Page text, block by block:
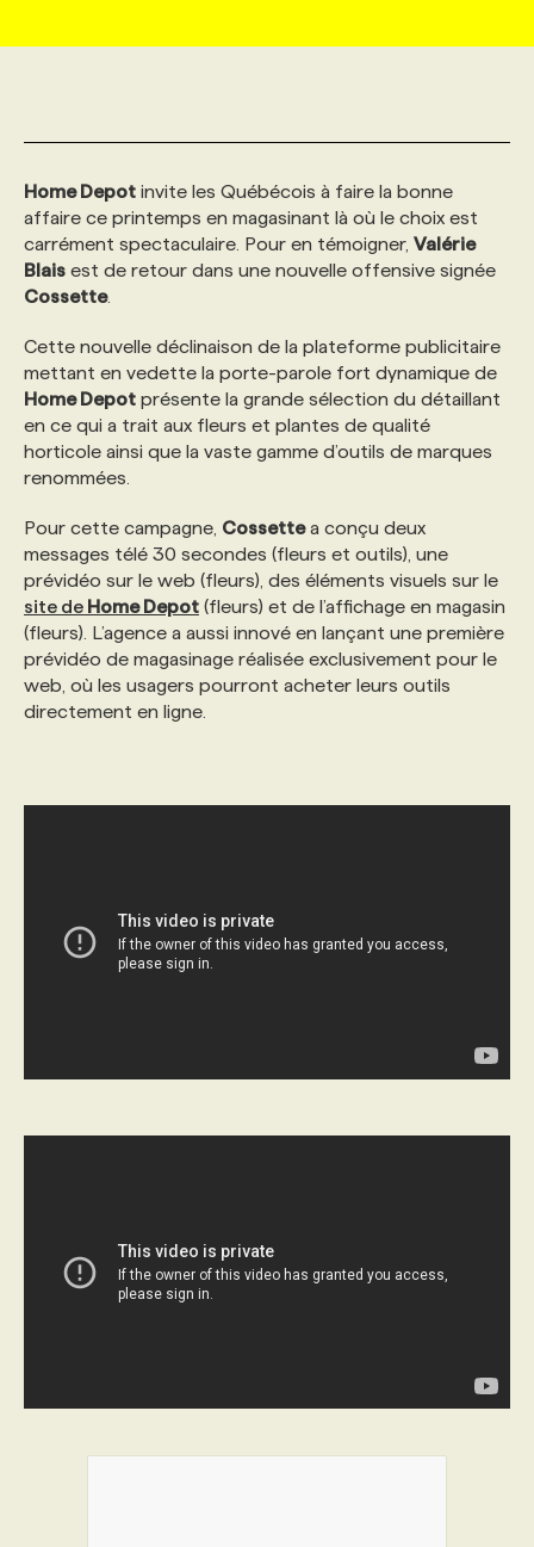
AFFAIRES DE L'INDUSTRIE
INITIATIVES NUMÉRIQUES
PRIX ET DISTINCTIONS
TENDANCES
WEB & MÉDIAS SOCIAUX
MARKETING DURABLE
GEO/SEO
ÉVÉNEMENTIEL
NOS AUTEUR‧RICES
INFOLETTRE PUBLICITÉ
ANNONCEZ AVEC NOUS
CONSULTER LA CVTHÈQUE
PROFIL ENTREPRISE
FAQ
ANNONCEZ AVEC NOUS
VOIR LES OFFRES
PROFIL CANDIDAT
FAQ
ANNONCEZ AVEC NOUS
NOS FORMATIONS EN LIGNE
NOS PARCOURS DE FORMATIONS
FORMATIONS PERSONNALISÉES
NOS FORMATEUR‧RICES
POURQUOI CHOISIR NOS FORMATIONS
PROGRAMMES DE SUBVENTIONS
FAQ
CHASSE DE TÊTE
SERVICE DE CHASSE DE TÊTE
NOS TARIFS
NOS EXPERTISES
FAQ
ANNONCEZ AVEC NOUS
Home Depot invite les Québécois à faire la bonne
affaire ce printemps en magasinant là où le choix est
carrément spectaculaire. Pour en témoigner, Valérie
Blais est de retour dans une nouvelle offensive signée
Cossette.
Cette nouvelle déclinaison de la plateforme publicitaire
mettant en vedette la porte-parole fort dynamique de
Home Depot présente la grande sélection du détaillant
en ce qui a trait aux fleurs et plantes de qualité
horticole ainsi que la vaste gamme d’outils de marques
renommées.
Pour cette campagne, Cossettea conçu deux
messages télé 30 secondes (fleurs et outils), une
prévidéo sur le web (fleurs), des éléments visuels sur le
site de Home Depot (fleurs) et de l’affichage en magasin
(fleurs). L’agence a aussi innové en lançant une première
prévidéo de magasinage réalisée exclusivement pour le
web, où les usagers pourront acheter leurs outils
directement en ligne.